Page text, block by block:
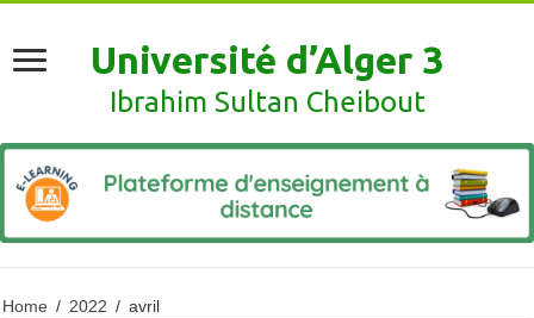
Université d’Alger 3
Ibrahim Sultan Cheibout
Home / 2022 / avril